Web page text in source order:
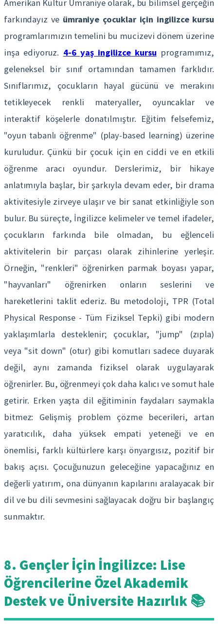
Amerikan Kültür Ümraniye olarak, bu bilimsel gerçeğin
farkındayız ve ümraniye çocuklar için ingilizce kursu
programlarımızın temelini bu mucizevi dönem üzerine
inşa ediyoruz. 4-6 yaş ingilizce kursu programımız,
geleneksel bir sınıf ortamından tamamen farklıdır.
Sınıflarımız, çocukların hayal gücünü ve merakını
tetikleyecek renkli materyaller, oyuncaklar ve
interaktif köşelerle donatılmıştır. Eğitim felsefemiz,
"oyun tabanlı öğrenme" (play-based learning) üzerine
kuruludur. Çünkü bir çocuk için en ciddi ve en etkili
öğrenme aracı oyundur. Derslerimiz, bir hikaye
anlatımıyla başlar, bir şarkıyla devam eder, bir drama
aktivitesiyle zirveye ulaşır ve bir sanat etkinliğiyle son
bulur. Bu süreçte, İngilizce kelimeler ve temel ifadeler,
çocukların farkında bile olmadan, bu eğlenceli
aktivitelerin bir parçası olarak zihinlerine yerleşir.
Örneğin, "renkleri" öğrenirken parmak boyası yapar,
"hayvanları" öğrenirken onların seslerini ve
hareketlerini taklit ederiz. Bu metodoloji, TPR (Total
Physical Response - Tüm Fiziksel Tepki) gibi modern
yaklaşımlarla desteklenir; çocuklar, "jump" (zıpla)
veya "sit down" (otur) gibi komutları sadece duyarak
değil, aynı zamanda fiziksel olarak uygulayarak
öğrenirler. Bu, öğrenmeyi çok daha kalıcı ve somut hale
getirir. Erken yaşta dil eğitiminin faydaları saymakla
bitmez: Gelişmiş problem çözme becerileri, artan
yaratıcılık, daha yüksek empati yeteneği ve en
önemlisi, farklı kültürlere karşı önyargısız, pozitif bir
bakış açısı. Çocuğunuzun geleceğine yapacağınız en
değerli yatırım, ona dünyanın kapılarını aralayacak bir
dil ve bu dili sevmesini sağlayacak doğru bir başlangıç
sunmaktır.
8. Gençler İçin İngilizce: Lise
Öğrencilerine Özel Akademik
Destek ve Üniversite Hazırlık 📚